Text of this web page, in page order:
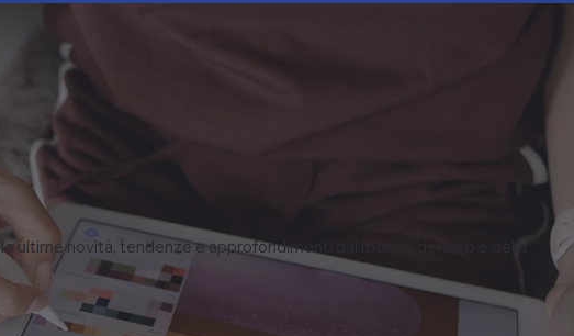
ultime novità, tendenze e approfondimenti dal mondo del web e della